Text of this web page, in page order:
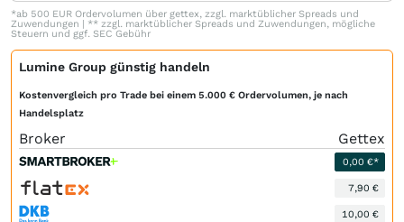
*ab 500 EUR Ordervolumen über gettex, zzgl. marktüblicher Spreads und
Zuwendungen | ** zzgl. marktüblicher Spreads und Zuwendungen, mögliche
Steuern und ggf. SEC Gebühr
Lumine Group günstig handeln
Kostenvergleich pro Trade bei einem 5.000 € Ordervolumen, je nach
Handelsplatz
Broker Gettex
0,00 €*
7,90 €
10,00 €